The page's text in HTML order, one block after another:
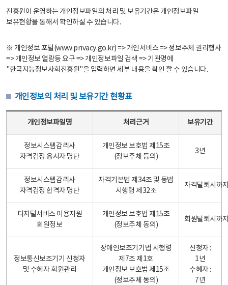
진흥원이 운영하는 개인정보파일의 처리 및 보유기간은 개인정보파일
보유현황을 통해서 확인하실 수 있습니다.
※ 개인정보 포털(www.privacy.go.kr) => 개인서비스 => 정보주체 권리행사
=> 개인정보 열람등 요구 => 개인정보파일 검색 => 기관명에
"한국지능정보사회진흥원"을 입력하면 세부 내용을 확인 할 수 있습니다.
개인정보의 처리 및 보유기간 현황표
개인정보파일명 처리근거 보유기간
정보시스템감리사
자격검정 응시자 명단
개인정보 보호법 제15조
(정보주체 등의)
3년
정보시스템감리사
자격검정 합격자 명단
자격기본법 제34조 및 동법
시행령 제32조
자격탈퇴시까
디지털서비스 이용지원
회원정보
개인정보 보호법 제15조
(정보주체 동의)
회원탈퇴시까
정보통신보조기기 신청자
및 수혜자 회원관리
장애인보조기기법 시행령
제7조 제1호
개인정보 보호법 제15조
(정보주체 동의)
신청자 :
1년
수혜자 :
7년